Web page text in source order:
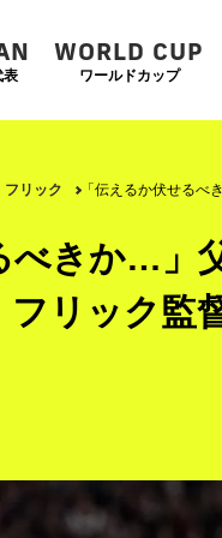
表
WORLD CUP
ワールドカップ
フリック 「伝えるか伏せるべ
べきか…」
フリック監